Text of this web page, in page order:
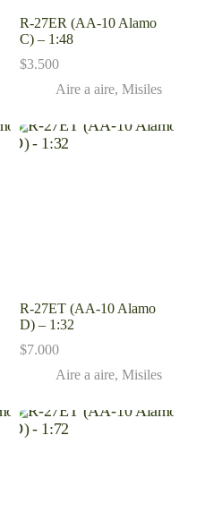
R-27ER (AA-10 Alamo
C) – 1:48
$3.500
Aire a aire,Misiles
R-27ET (AA-10 Alamo
D) – 1:32
$7.000
Aire a aire,Misiles